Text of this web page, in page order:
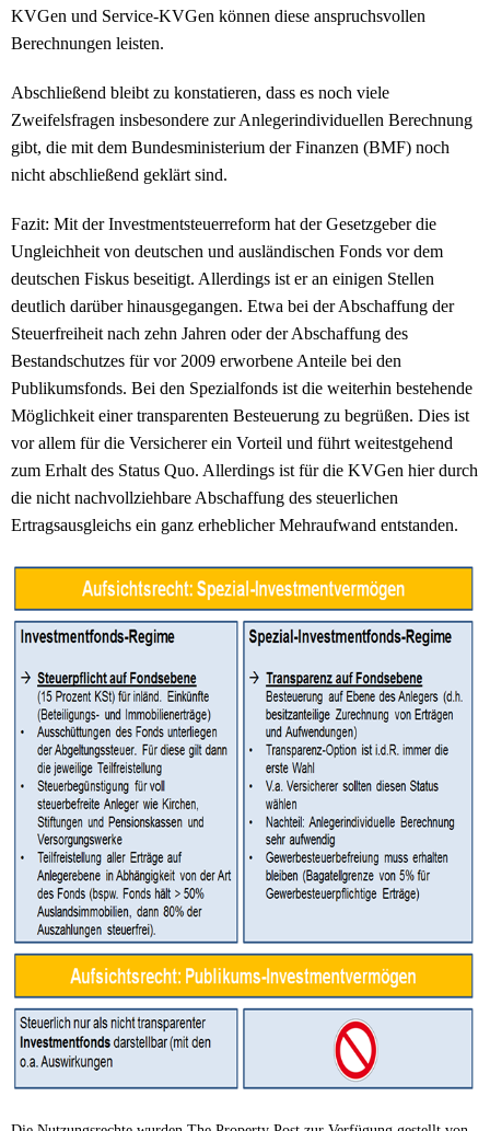
KVGen und Service-KVGen können diese anspruchsvollen
Berechnungen leisten.
Abschließend bleibt zu konstatieren, dass es noch viele
Zweifelsfragen insbesondere zur Anlegerindividuellen Berechnung
gibt, die mit dem Bundesministerium der Finanzen (BMF) noch
nicht abschließend geklärt sind.
Fazit: Mit der Investmentsteuerreform hat der Gesetzgeber die
Ungleichheit von deutschen und ausländischen Fonds vor dem
deutschen Fiskus beseitigt. Allerdings ist er an einigen Stellen
deutlich darüber hinausgegangen. Etwa bei der Abschaffung der
Steuerfreiheit nach zehn Jahren oder der Abschaffung des
Bestandschutzes für vor 2009 erworbene Anteile bei den
Publikumsfonds. Bei den Spezialfonds ist die weiterhin bestehende
Möglichkeit einer transparenten Besteuerung zu begrüßen. Dies ist
vor allem für die Versicherer ein Vorteil und führt weitestgehend
zum Erhalt des Status Quo. Allerdings ist für die KVGen hier durch
die nicht nachvollziehbare Abschaffung des steuerlichen
Ertragsausgleichs ein ganz erheblicher Mehraufwand entstanden.